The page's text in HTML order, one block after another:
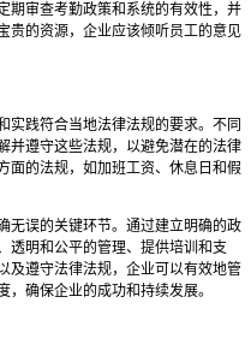
期审查考勤政策和系统的有效性，并
贵的资源，企业应该倾听员工的意见
实践符合当地法律法规的要求。不同
并遵守这些法规，以避免潜在的法律
面的法规，如加班工资、休息日和假
无误的关键环节。通过建立明确的政
透明和公平的管理、提供培训和支
及遵守法律法规，企业可以有效地管
确保企业的成功和持续发展。